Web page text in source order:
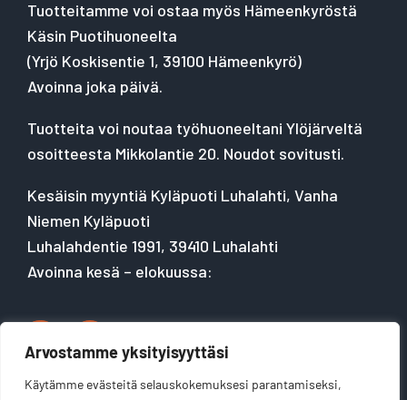
Arvostamme yksityisyyttäsi
Käytämme evästeitä selauskokemuksesi parantamiseksi,
Tuotteitamme voi ostaa myös Hämeenkyröstä
Käsin Puotihuoneelta
(Yrjö Koskisentie 1, 39100 Hämeenkyrö)
Avoinna joka päivä.
Tuotteita voi noutaa työhuoneeltani Ylöjärveltä
osoitteesta Mikkolantie 20. Noudot sovitusti.
Kesäisin myyntiä Kyläpuoti Luhalahti, Vanha
Niemen Kyläpuoti
Luhalahdentie 1991, 39410 Luhalahti
Avoinna kesä – elokuussa: